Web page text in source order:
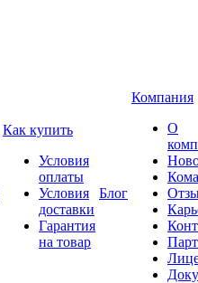
Как купить
Условия
оплаты
Условия
доставки
Гарантия
на товар
Блог
Компания
О